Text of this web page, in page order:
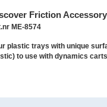
Friction Accessory
ME-8574
plastic trays with unique
to use with dynamics